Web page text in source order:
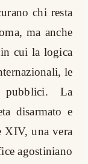
chi resta
ma anche
cui la logica
le
pubblici. La
disarmato e
XIV, una vera
agostiniano